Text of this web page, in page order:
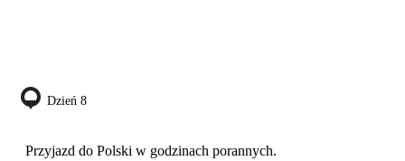
Dzień 8
Przyjazd do Polski w godzinach porannych.